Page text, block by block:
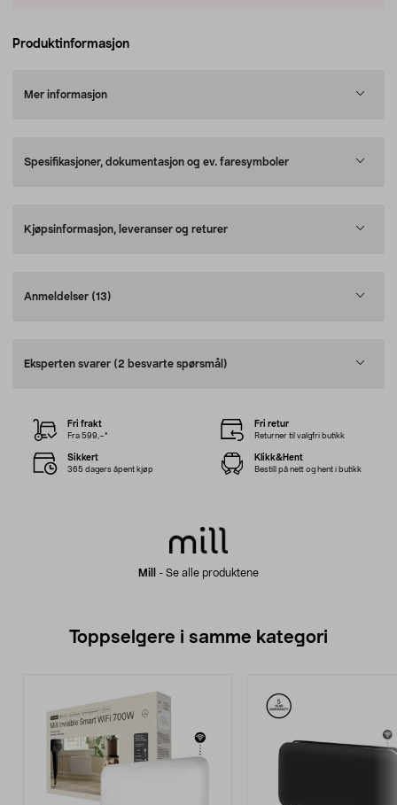
Produktinformasjon
Mer informasjon
Spesifikasjoner, dokumentasjon og ev. faresymboler
Kjøpsinformasjon, leveranser og returer
Anmeldelser (13)
Eksperten svarer (2 besvarte spørsmål)
Mill - Se alle produktene
Fri frakt
Fra 599,–*
Fri retur
Returner til valgfri butikk
Sikkert
365 dagers åpent kjøp
Klikk&Hent
Bestill på nett og hent i butikk
Toppselgere i samme kategori